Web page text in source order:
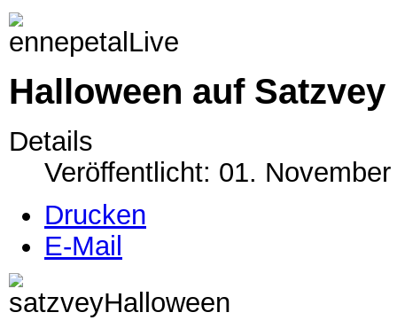
Halloween auf Satzvey
Details
Veröffentlicht: 01.
Drucken
E-Mail